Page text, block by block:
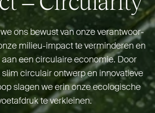
ons bewust van onze ver­ant­woor­
milieu-impact te ver­minderen en
aan een cir­culaire economie. Door
slim circulair ontwerp en inno­vatieve
slagen we erin onze eco­logische
te verkleinen.